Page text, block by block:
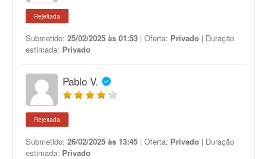
Rejeitada
Submetido: 25/02/2025 às 01:53 | Oferta: Privado | Duração
estimada: Privado
Pablo V.
Rejeitada
Submetido: 26/02/2025 às 13:45 | Oferta: Privado | Duração
estimada: Privado